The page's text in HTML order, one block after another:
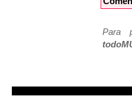
Para